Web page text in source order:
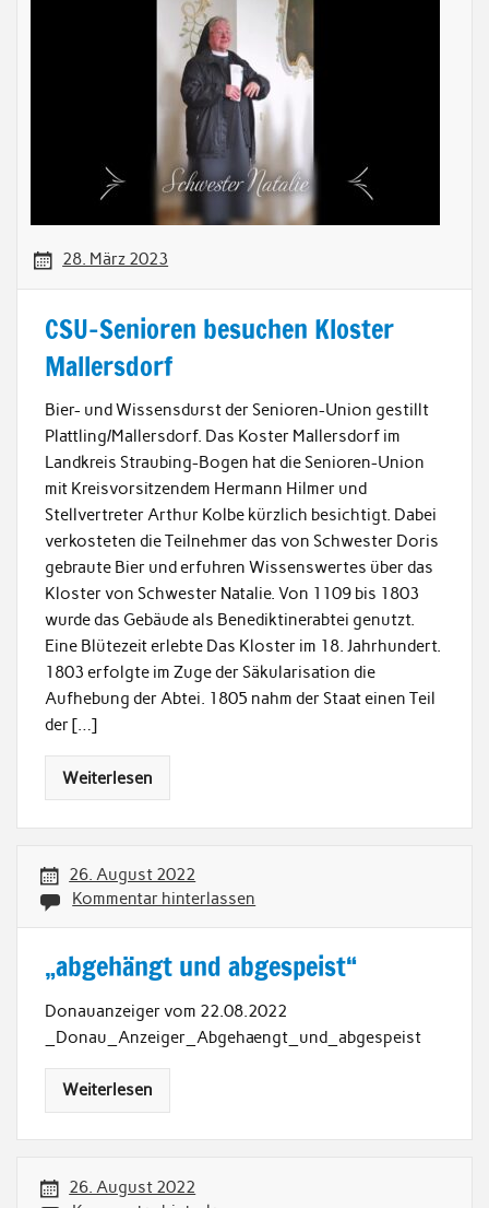
28. März 2023
CSU-Senioren besuchen Kloster
Mallersdorf
Bier- und Wissensdurst der Senioren-Union gestillt
Plattling/Mallersdorf. Das Koster Mallersdorf im
Landkreis Straubing-Bogen hat die Senioren-Union
mit Kreisvorsitzendem Hermann Hilmer und
Stellvertreter Arthur Kolbe kürzlich besichtigt. Dabei
verkosteten die Teilnehmer das von Schwester Doris
gebraute Bier und erfuhren Wissenswertes über das
Kloster von Schwester Natalie. Von 1109 bis 1803
wurde das Gebäude als Benediktinerabtei genutzt.
Eine Blütezeit erlebte Das Kloster im 18. Jahrhundert.
1803 erfolgte im Zuge der Säkularisation die
Aufhebung der Abtei. 1805 nahm der Staat einen Teil
der […]
Weiterlesen
26. August 2022
Kommentar hinterlassen
„abgehängt und abgespeist“
Donauanzeiger vom 22.08.2022
_Donau_Anzeiger_Abgehaengt_und_abgespeist
Weiterlesen
26. August 2022